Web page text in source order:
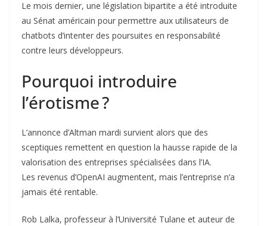
Le mois dernier, une législation bipartite a été introduite
au Sénat américain pour permettre aux utilisateurs de
chatbots d’intenter des poursuites en responsabilité
contre leurs développeurs.
Pourquoi introduire
l’érotisme ?
L’annonce d’Altman mardi survient alors que des
sceptiques remettent en question la hausse rapide de la
valorisation des entreprises spécialisées dans l’IA.
Les revenus d’OpenAI augmentent, mais l’entreprise n’a
jamais été rentable.
Rob Lalka, professeur à l’Université Tulane et auteur de